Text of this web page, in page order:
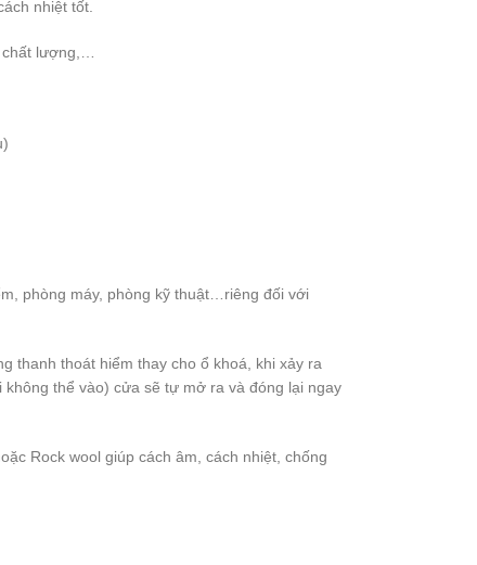
nhiệt tốt.
lượng,…
phòng máy, phòng kỹ thuật…riêng đối với
thanh thoát hiểm thay cho ổ khoá, khi xảy ra
thể vào) cửa sẽ tự mở ra và đóng lại ngay
Rock wool giúp cách âm, cách nhiệt, chống